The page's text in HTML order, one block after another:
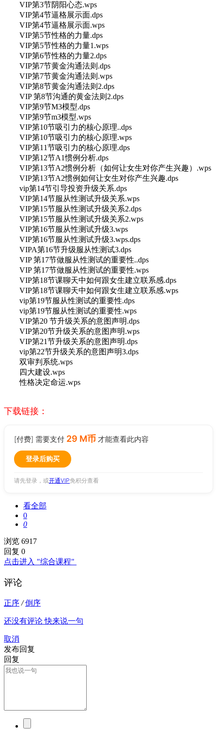
VIP第3节阴阳心态.wps
VIP第4节逼格展示面.dps
VIP第4节逼格展示面.wps
VIP第5节性格的力量.dps
VIP第5节性格的力量1.wps
VIP第6节性格的力量2.dps
VIP第7节黄金沟通法则.dps
VIP第7节黄金沟通法则.wps
VIP第8节黄金沟通法则2.dps
VIP 第8节沟通的黄金法则2.dps
VIP第9节M3模型.dps
VIP第9节m3模型.wps
VIP第10节吸引力的核心原理..dps
VIP第10节吸引力的核心原理.wps
VIP第11节吸引力的核心原理.dps
VIP第12节A1惯例分析.dps
VIP第13节A2惯例分析（如何让女生对你产生兴趣）.wps
VIP第13节A2惯例如何让女生对你产生兴趣.dps
vip第14节引导投资升级关系.dps
VIP第14节服从性测试升级关系.wps
VIP第15节服从性测试升级关系2.dps
VIP第15节服从性测试升级关系2.wps
VIP第16节服从性测试升级3.wps
VIP第16节服从性测试升级3.wps.dps
VIPA第16节升级服从性测试3.dps
VIP 第17节做服从性测试的重要性..dps
VIP 第17节做服从性测试的重要性.wps
VIP第18节课聊天中如何跟女生建立联系感.dps
VIP第18节课聊天中如何跟女生建立联系感.wps
vip第19节服从性测试的重要性.dps
vip第19节服从性测试的重要性.wps
VIP第20 节升级关系的意图声明.dps
VIP第20节升级关系的意图声明.wps
VIP第21节升级关系的意图声明.dps
vip第22节升级关系的意图声明3.dps
双审判系统.wps
四大建设.wps
性格决定命运.wps
下载链接：
[付费] 需要支付 29 M币 才能查看此内容
登录后购买
请先登录，或开通VIP免积分查看
看全部
0
0
浏览 6917
回复 0
点击进入 "综合课程"
评论
正序 / 倒序
还没有评论 快来说一句
取消
发布回复
回复